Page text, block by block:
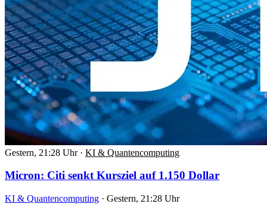
Gestern, 21:28 Uhr · KI & Quantencomputing
Micron: Citi senkt Kursziel auf 1.150 Dollar
KI & Quantencomputing · Gestern, 21:28 Uhr